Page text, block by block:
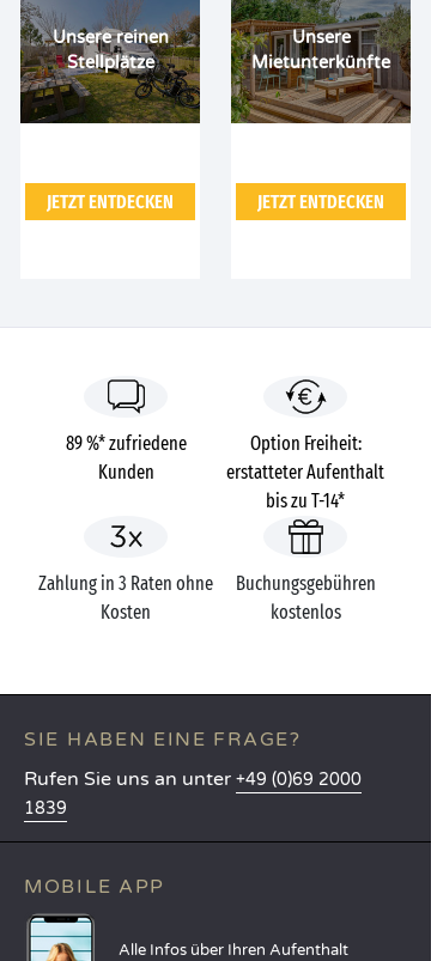
Unsere reinen
Stellplätze
JETZT ENTDECKEN
Unsere
Mietunterkünfte
JETZT ENTDECKEN
89 %* zufriedene
Kunden
Option Freiheit:
erstatteter Aufenthalt
bis zu T-14*
Zahlung in 3 Raten ohne
Kosten
Buchungsgebühren
kostenlos
SIE HABEN EINE FRAGE?
Rufen Sie uns an unter +49 (0)69 2000
1839
MOBILE APP
Alle Infos über Ihren Aufenthalt